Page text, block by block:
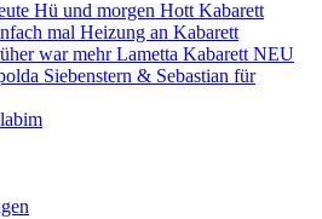
Hü und morgen Hott Kabarett
mal Heizung an Kabarett
war mehr Lametta Kabarett NEU
Siebenstern & Sebastian für